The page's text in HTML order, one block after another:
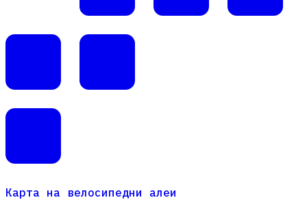
Карта на велосипедни алеи